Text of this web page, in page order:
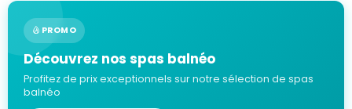
PROMO
Découvrez nos spas balnéo
Profitez de prix exceptionnels sur notre sélection de spas
balnéo